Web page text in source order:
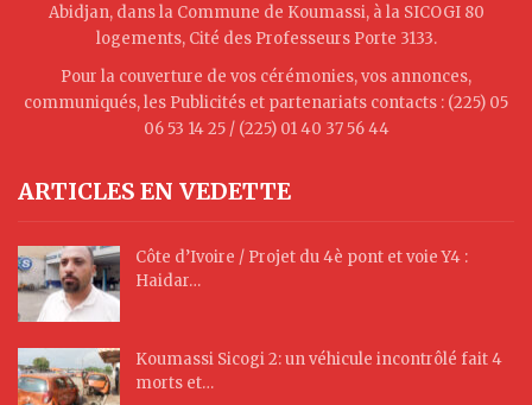
Abidjan, dans la Commune de Koumassi, à la SICOGI 80
logements, Cité des Professeurs Porte 3133.
Pour la couverture de vos cérémonies, vos annonces,
communiqués, les Publicités et partenariats contacts : (225) 05
06 53 14 25 / (225) 01 40 37 56 44
ARTICLES EN VEDETTE
Côte d’Ivoire / Projet du 4è pont et voie Y4 :
Haidar…
Koumassi Sicogi 2: un véhicule incontrôlé fait 4
morts et…